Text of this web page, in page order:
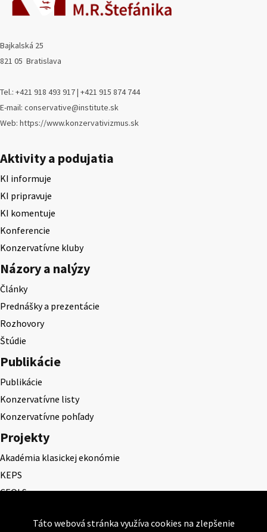
Bajkalská 25
821 05 Bratislava
Tel.: +421 918 493 917 | +421 915 874 744
E-mail: conservative@institute.sk
Web: https://www.konzervativizmus.sk
Aktivity a podujatia
KI informuje
KI pripravuje
KI komentuje
Konferencie
Konzervatívne kluby
Názory a nalýzy
Články
Prednášky a prezentácie
Rozhovory
Štúdie
Publikácie
Publikácie
Konzervatívne listy
Konzervatívne pohľady
Projekty
Akadémia klasickej ekonómie
KEPS
CEQLS
Cena Ernesta Valka
Táto webová stránka využíva cookies na zlepšenie